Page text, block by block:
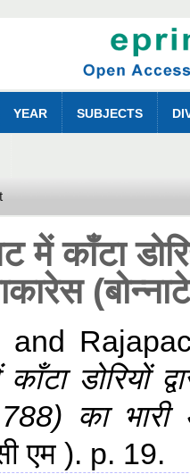
YEAR SUBJECTS
में काँटा
and
डोरियों
का
एम ). p. 19.